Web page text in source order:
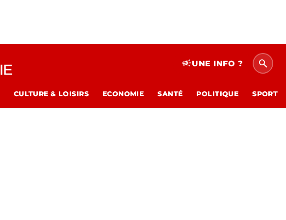
campaignUNE INFO ? search
CULTURE & LOISIRS ECONOMIE SANTÉ POLITIQUE SPORT